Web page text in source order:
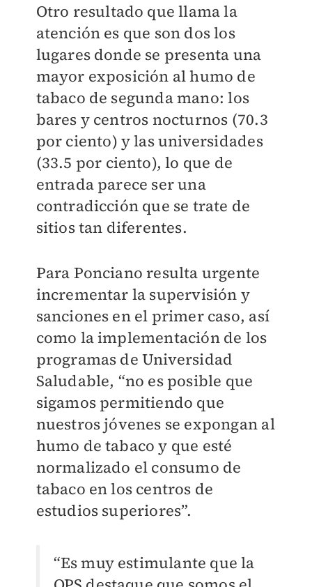
Otro resultado que llama la
atención es que son dos los
lugares donde se presenta una
mayor exposición al humo de
tabaco de segunda mano: los
bares y centros nocturnos (70.3
por ciento) y las universidades
(33.5 por ciento), lo que de
entrada parece ser una
contradicción que se trate de
sitios tan diferentes.
Para Ponciano resulta urgente
incrementar la supervisión y
sanciones en el primer caso, así
como la implementación de los
programas de Universidad
Saludable, “no es posible que
sigamos permitiendo que
nuestros jóvenes se expongan al
humo de tabaco y que esté
normalizado el consumo de
tabaco en los centros de
estudios superiores”.
“Es muy estimulante que la